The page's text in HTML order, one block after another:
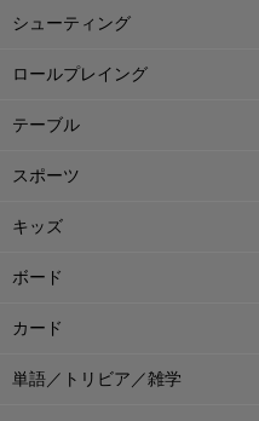
シューティング
ロールプレイング
テーブル
スポーツ
キッズ
ボード
カード
単語／トリビア／雑学